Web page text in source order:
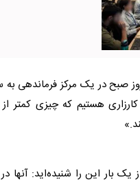
صبح در یک مرکز فرماندهی
هستیم که چیزی کمتر
بار این را شنیده‌اید: آنها